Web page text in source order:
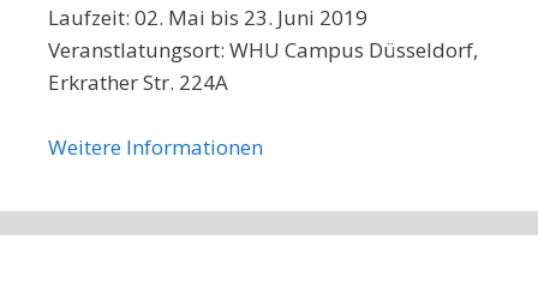
Laufzeit: 02. Mai bis 23. Juni 2019
Veranstlatungsort: WHU Campus Düsseldorf,
Erkrather Str. 224A
Weitere Informationen